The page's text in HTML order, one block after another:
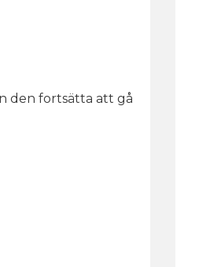
den fortsätta att gå